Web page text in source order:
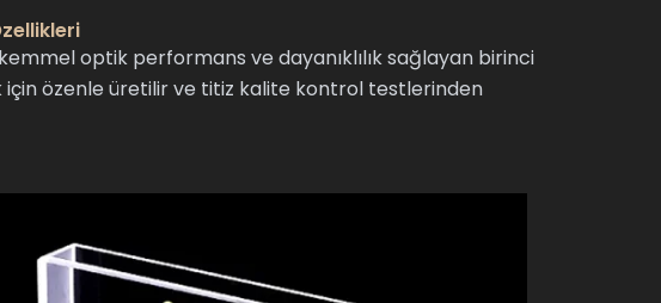
optik performans ve dayanıklılık sağlayan birinci
için özenle üretilir ve titiz kalite kontrol testlerinden